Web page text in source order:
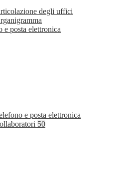
degli uffici
e posta elettronica
e posta elettronica
50